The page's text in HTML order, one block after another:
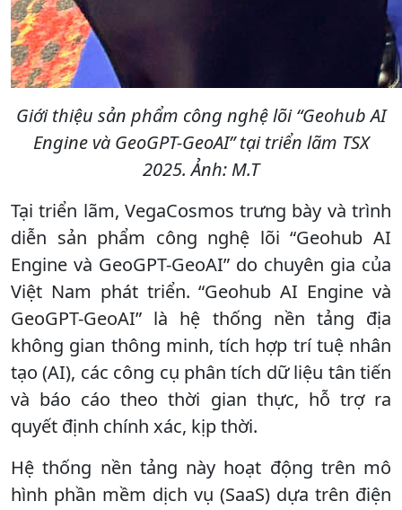
Giới thiệu sản phẩm công nghệ lõi “Geohub AI
Engine và GeoGPT-GeoAI” tại triển lãm TSX
2025. Ảnh: M.T
Tại triển lãm, VegaCosmos trưng bày và trình
diễn sản phẩm công nghệ lõi “Geohub AI
Engine và GeoGPT-GeoAI” do chuyên gia của
Việt Nam phát triển. “Geohub AI Engine và
GeoGPT-GeoAI” là hệ thống nền tảng địa
không gian thông minh, tích hợp trí tuệ nhân
tạo (AI), các công cụ phân tích dữ liệu tân tiến
và báo cáo theo thời gian thực, hỗ trợ ra
quyết định chính xác, kịp thời.
Hệ thống nền tảng này hoạt động trên mô
hình phần mềm dịch vụ (SaaS) dựa trên điện